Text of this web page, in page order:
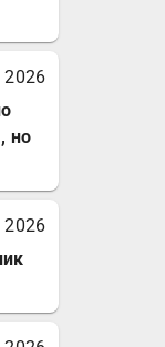
2026
но
2026